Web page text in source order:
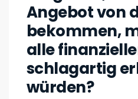
Angebot von
bekommen,
alle
schlagartig
würden?